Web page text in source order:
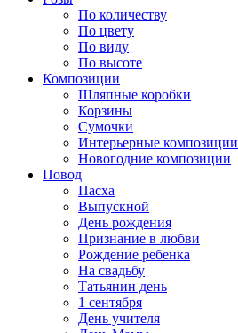
По количеству
По цвету
По виду
По высоте
Композиции
Шляпные коробки
Корзины
Сумочки
Интерьерные композиции
Новогодние композиции
Повод
Пасха
Выпускной
День рождения
Признание в любви
Рождение ребенка
На свадьбу
Татьянин день
1 сентября
День учителя